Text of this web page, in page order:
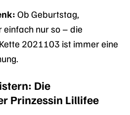
Ob Geburtstag,
nur so – die
2021103 ist immer eine
Die
Prinzessin Lillifee